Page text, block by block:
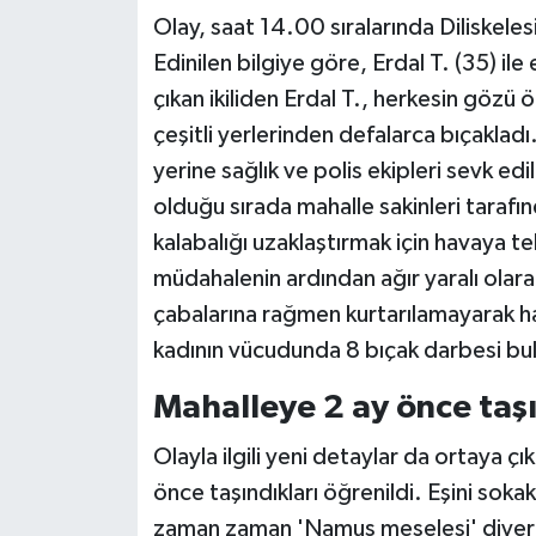
Olay, saat 14.00 sıralarında
Edinilen bilgiye göre, Erdal T. (35) ile
çıkan ikiliden Erdal T., herkesin gözü
çeşitli yerlerinden defalarca
yerine sağlık ve polis ekipleri sevk
olduğu sırada mahalle sakinleri
kalabalığı uzaklaştırmak için havaya
müdahalenin ardından ağır yaralı
çabalarına rağmen kurtarılamayarak
kadının vücudunda 8 bıçak darbesi
Mahalleye 2 ay önce
Olayla ilgili yeni detaylar da ortaya
önce taşındıkları öğrenildi. Eşini
zaman zaman 'Namus meselesi'